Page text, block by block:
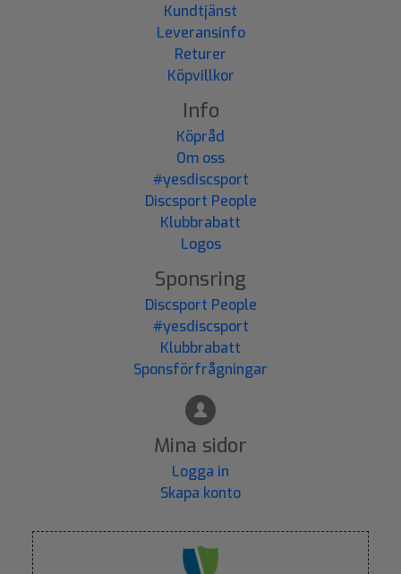
Kundtjänst
Leveransinfo
Returer
Köpvillkor
Info
Köpråd
Om oss
#yesdiscsport
Discsport People
Klubbrabatt
Logos
Sponsring
Discsport People
#yesdiscsport
Klubbrabatt
Sponsförfrågningar
Mina sidor
Logga in
Skapa konto